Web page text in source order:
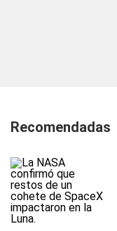
Recomendadas